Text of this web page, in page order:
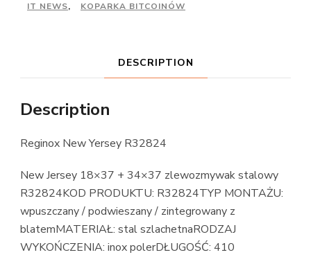
IT NEWS, KOPARKA BITCOINÓW
DESCRIPTION
Description
Reginox New Yersey R32824
New Jersey 18×37 + 34×37 zlewozmywak stalowy
R32824KOD PRODUKTU: R32824TYP MONTAŻU:
wpuszczany / podwieszany / zintegrowany z
blatemMATERIAŁ: stal szlachetnaRODZAJ
WYKOŃCZENIA: inox polerDŁUGOŚĆ: 410